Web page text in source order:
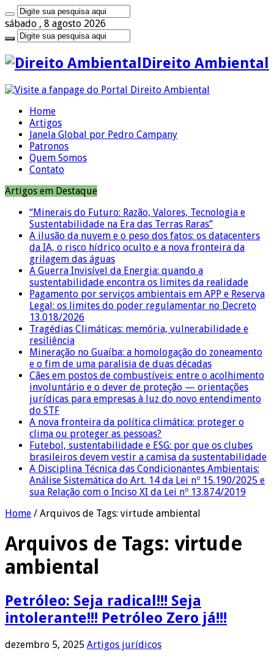
sábado , 8 agosto 2026
Direito Ambiental
Home
Artigos
Janela Global por Pedro Campany
Patronos
Quem Somos
Contato
Artigos em Destaque
“Minerais do Futuro: Razão, Valores, Tecnologia e
Sustentabilidade na Era das Terras Raras”
A ilusão da nuvem e o peso dos fatos: os datacenters
da IA, o risco hídrico oculto e a nova fronteira da
grilagem das águas
A Guerra Invisível da Energia: quando a
sustentabilidade encontra os limites da realidade
Pagamento por serviços ambientais em APP e Reserva
Legal: os limites do poder regulamentar no Decreto
13.018/2026
Tragédias Climáticas: memória, vulnerabilidade e
resiliência
Mineração no Guaíba: a homologação do zoneamento
e o fim de uma paralisia de duas décadas
Cães em postos de combustíveis: entre o acolhimento
involuntário e o dever de proteção — orientações
jurídicas para empresas à luz do novo entendimento
do STF
A nova fronteira da política climática: proteger o
clima ou proteger as pessoas?
Futebol, sustentabilidade e ESG: por que os clubes
brasileiros devem vestir a camisa da sustentabilidade
A Disciplina Técnica das Condicionantes Ambientais:
Análise Sistemática do Art. 14 da Lei nº 15.190/2025 e
sua Relação com o Inciso XI da Lei nº 13.874/2019
Home / Arquivos de Tags: virtude ambiental
Arquivos de Tags: virtude
ambiental
Petróleo: Seja radical!!! Seja
intolerante!!! Petróleo Zero já!!!
dezembro 5, 2025 Artigos jurídicos